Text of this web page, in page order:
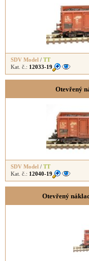
SDV Model / TT
Kat. č.: 12033-19
Otevřený
SDV Model / TT
Kat. č.: 12040-19
Otevřený